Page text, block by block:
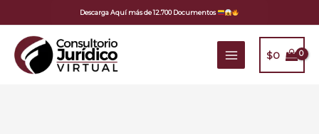
al
contenido
Descarga Aquí más de 12.700 Documentos
$0